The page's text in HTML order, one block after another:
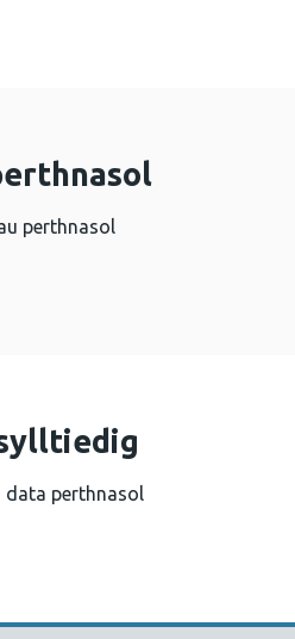
perthnasol
data perthnasol